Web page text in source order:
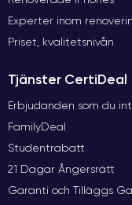
men den kommer att
iPhone 7 Plus:
när det gäller
försvinnandet av mini-
mycket mer
ett mer komplett
Experter inom
Priset, kvalitetsnivån
Tjänster CertiDeal
Erbjudanden som du
FamilyDeal
Studentrabatt
21 Dagar Ångersrätt
Garanti och Tilläggs